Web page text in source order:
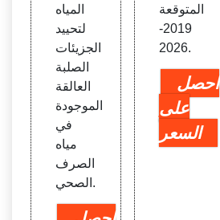
المياه
لتحييد
الجزيئات
الصلبة
العالقة
الموجودة
في
مياه
الصرف
الصحي.
المتوقعة
2019-
2026.
احصل
على
السعر